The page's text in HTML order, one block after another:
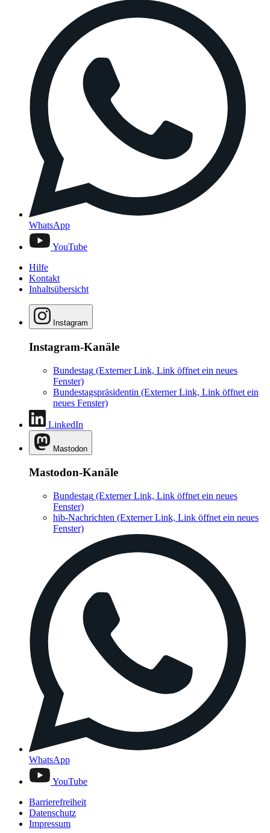
WhatsApp
YouTube
Hilfe
Kontakt
Inhaltsübersicht
Instagram
Instagram-Kanäle
Bundestag (Externer Link, Link öffnet ein neues
Fenster)
Bundestagspräsidentin (Externer Link, Link öffnet ein
neues Fenster)
LinkedIn
Mastodon
Mastodon-Kanäle
Bundestag (Externer Link, Link öffnet ein neues
Fenster)
hib-Nachrichten (Externer Link, Link öffnet ein neues
Fenster)
WhatsApp
YouTube
Barrierefreiheit
Datenschutz
Impressum